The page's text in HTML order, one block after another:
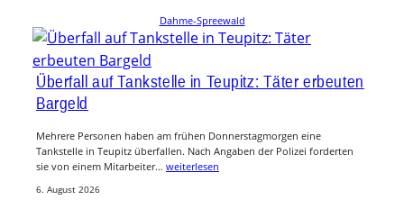
Dahme-Spreewald
Überfall auf Tankstelle in Teupitz: Täter erbeuten
Bargeld
Mehrere Personen haben am frühen Donnerstagmorgen eine
Tankstelle in Teupitz überfallen. Nach Angaben der Polizei forderten
sie von einem Mitarbeiter… weiterlesen
6. August 2026